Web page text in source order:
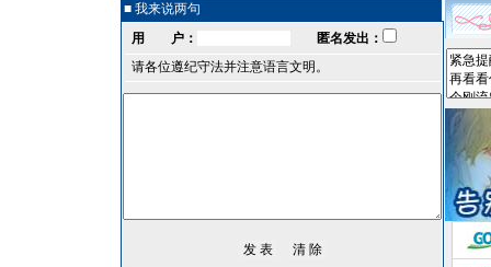
■ 我来说两句
用 户：
匿名发出：
请各位遵纪守法并注意语言文明。